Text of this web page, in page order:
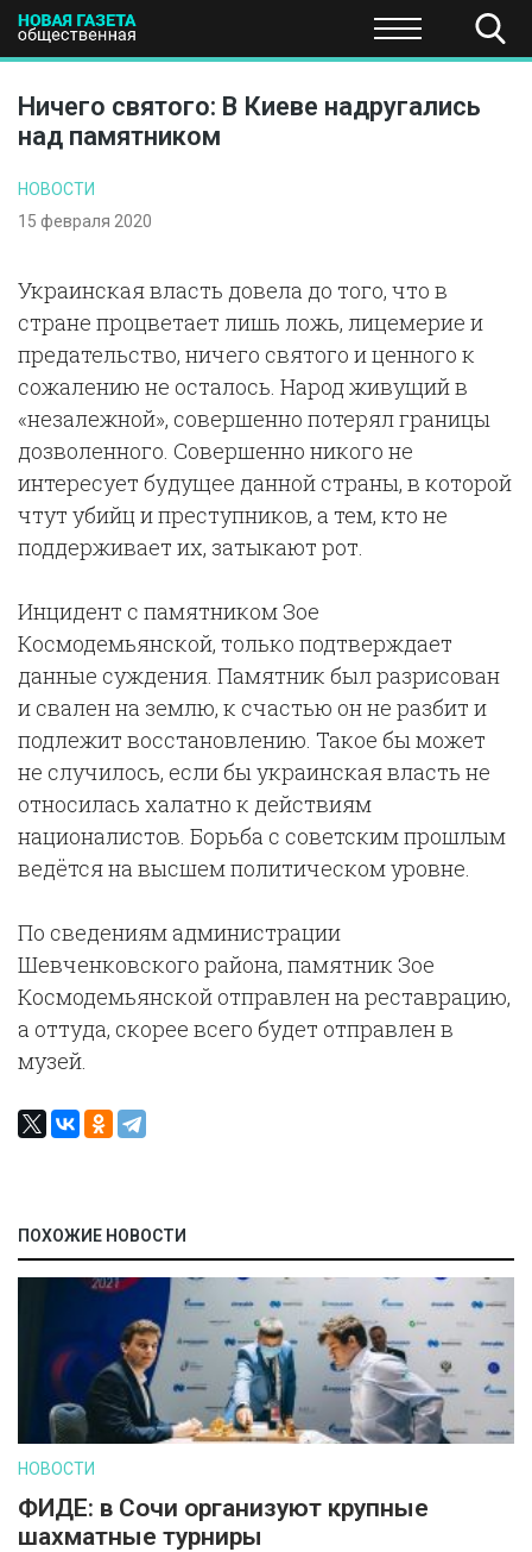
ПОЛИТИКА ЭКОНОМИКА НАУКА И
Ничего святого: В Киеве надругались
над памятником
НОВОСТИ
15 февраля 2020
Украинская власть довела до того, что в
стране процветает лишь ложь, лицемерие и
предательство, ничего святого и ценного к
сожалению не осталось. Народ живущий в
«незалежной», совершенно потерял границы
дозволенного. Совершенно никого не
интересует будущее данной страны, в которой
чтут убийц и преступников, а тем, кто не
поддерживает их, затыкают рот.
Инцидент с памятником Зое
Космодемьянской, только подтверждает
данные суждения. Памятник был разрисован
и свален на землю, к счастью он не разбит и
подлежит восстановлению. Такое бы может
не случилось, если бы украинская власть не
относилась халатно к действиям
националистов. Борьба с советским прошлым
ведётся на высшем политическом уровне.
По сведениям администрации
Шевченковского района, памятник Зое
Космодемьянской отправлен на реставрацию,
а оттуда, скорее всего будет отправлен в
музей.
ПОХОЖИЕ НОВОСТИ
НОВОСТИ
ФИДЕ: в Сочи организуют крупные
шахматные турниры